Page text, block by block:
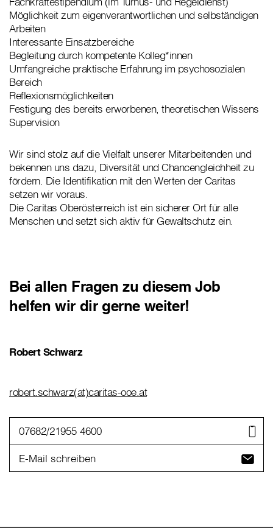
Möglichkeit zum eigenverantwortlichen und selbständigen
Arbeiten
Interessante Einsatzbereiche
Begleitung durch kompetente Kolleg*innen
Umfangreiche praktische Erfahrung im psychosozialen
Bereich
Reflexionsmöglichkeiten
Festigung des bereits erworbenen, theoretischen Wissens
Supervision
Wir sind stolz auf die Vielfalt unserer Mitarbeitenden und
bekennen uns dazu, Diversität und Chancengleichheit zu
fördern. Die Identifikation mit den Werten der Caritas
setzen wir voraus.
Die Caritas Oberösterreich ist ein sicherer Ort für alle
Menschen und setzt sich aktiv für Gewaltschutz ein.
Bei allen Fragen zu diesem Job
helfen wir dir gerne weiter!
Robert Schwarz
robert.schwarz(at)caritas-ooe.at
07682/21955 4600
E-Mail schreiben